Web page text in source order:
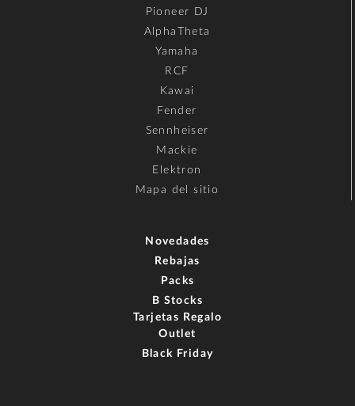
Pioneer DJ
AlphaTheta
Yamaha
RCF
Kawai
Fender
Sennheiser
Mackie
Elektron
Mapa del sitio
Novedades
Rebajas
Packs
B Stocks
Tarjetas Regalo
Outlet
Black Friday